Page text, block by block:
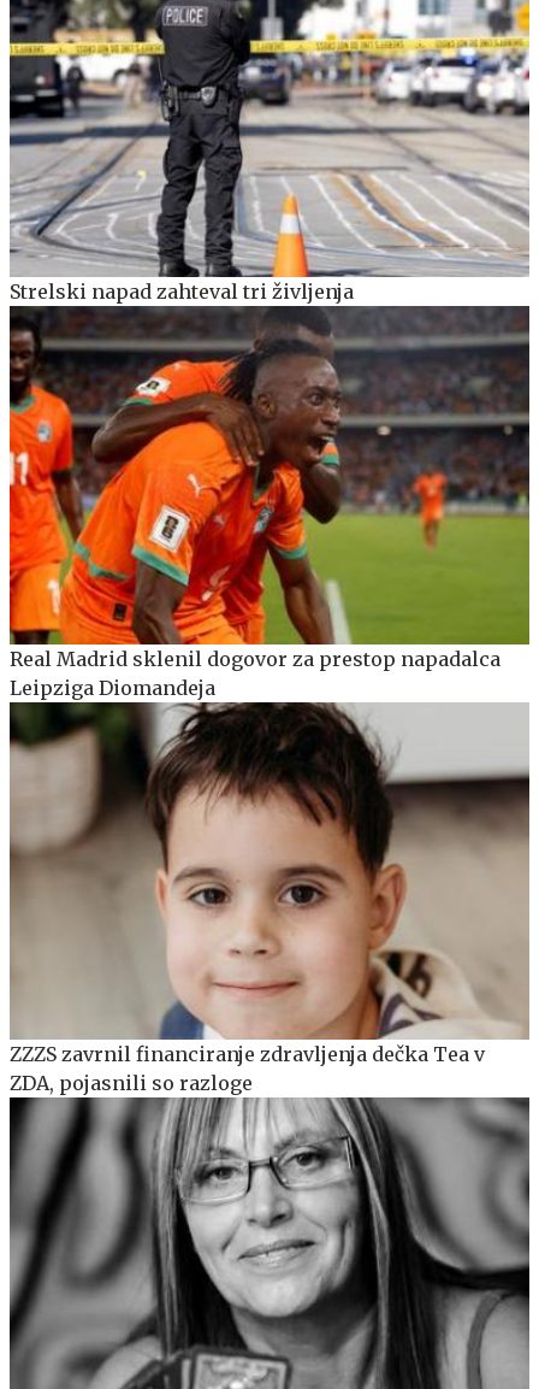
Strelski napad zahteval tri življenja
Real Madrid sklenil dogovor za prestop napadalca
Leipziga Diomandeja
ZZZS zavrnil financiranje zdravljenja dečka Tea v
ZDA, pojasnili so razloge